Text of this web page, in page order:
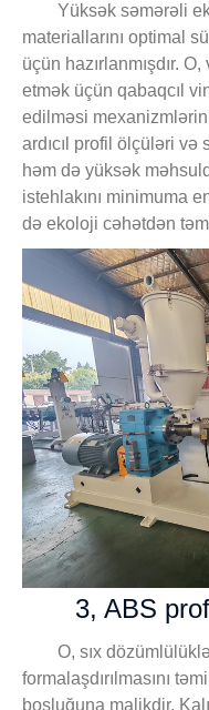
Yüksək səmərəli
materiallarını optimal
üçün hazırlanmışdır.
etmək üçün qabaqcıl
edilməsi
ardıcıl profil ölçüləri
həm də yüksək
istehlakını minimuma
də ekoloji cəhətdən
3, ABS
O, sıx
formalaşdırılmasını
boşluğuna malikdir.